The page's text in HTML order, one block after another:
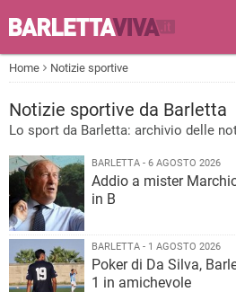
Home Notizie sportive
Notizie sportive da Barletta
Lo sport da Barletta: archivio delle
BARLETTA - 6 AGOSTO 2026
Addio a mister
in B
BARLETTA - 1 AGOSTO 2026
Poker di Da Silva,
1 in amichevole